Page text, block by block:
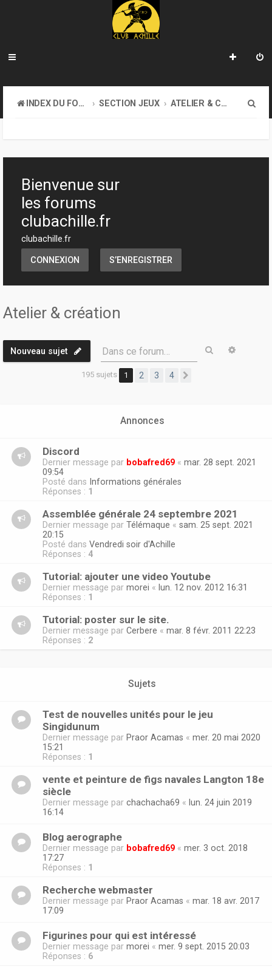
INDEX DU FORUM SECTION JEUX ATELIER & CRÉATION
h
Bienvenue sur
les forums
clubachille.fr
clubachille.fr
CONNEXION S’ENREGISTRER
Atelier & création
Nouveau sujet Dans ce forum… Rechercher
195 sujets 1 2 3 4
Annonces
Discord
Dernier message par bobafred69 « mar. 28 sept. 2021
09:54
Posté dans Informations générales
Réponses : 1
Assemblée générale 24 septembre 2021
Dernier message par Télémaque « sam. 25 sept. 2021
20:15
Posté dans Vendredi soir d'Achille
Réponses : 4
Tutorial: ajouter une video Youtube
Dernier message par morei « lun. 12 nov. 2012 16:31
Réponses : 1
Tutorial: poster sur le site.
Dernier message par Cerbere « mar. 8 févr. 2011 22:23
Réponses : 2
Sujets
Test de nouvelles unités pour le jeu
Singidunum
Dernier message par Praor Acamas « mer. 20 mai 2020
15:21
Réponses : 1
vente et peinture de figs navales Langton 18e
siècle
Dernier message par chachacha69 « lun. 24 juin 2019
16:14
Blog aerographe
Dernier message par bobafred69 « mer. 3 oct. 2018
17:27
Réponses : 1
Recherche webmaster
Dernier message par Praor Acamas « mar. 18 avr. 2017
17:09
Figurines pour qui est intéressé
Dernier message par morei « mer. 9 sept. 2015 20:03
Réponses : 6